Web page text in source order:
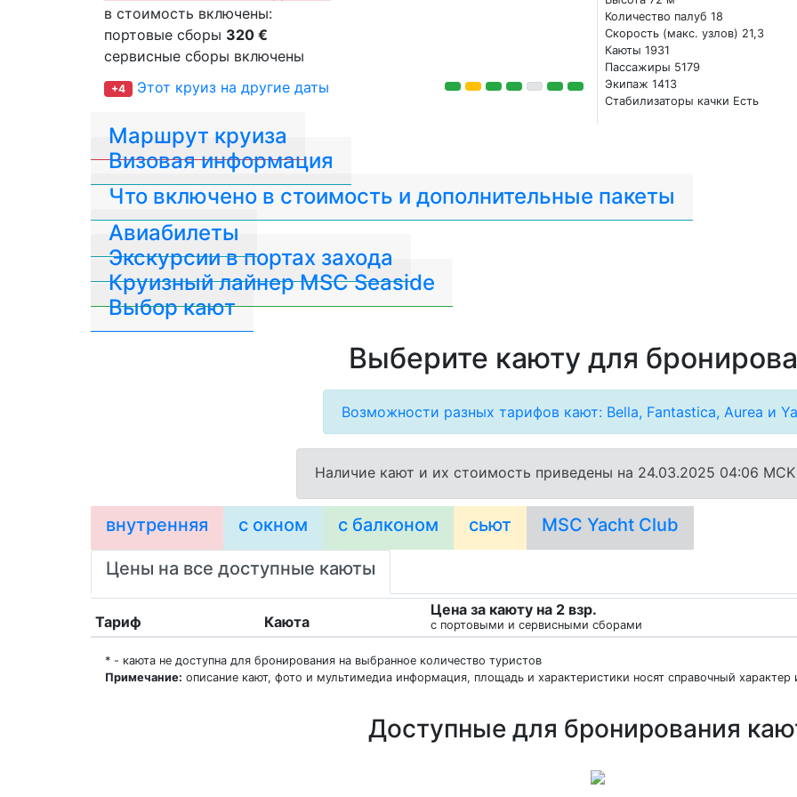
в стоимость включены:
портовые сборы 320 €
сервисные сборы включены
+4 Этот круиз на другие даты
Количество палуб 18
Скорость (макс. узлов) 21,3
Каюты 1931
Пассажиры 5179
Экипаж 1413
Стабилизаторы качки Есть
Маршрут круиза
Визовая информация
Авиабилеты
Что включено в стоимость и дополнительные пакеты
Экскурсии в портах захода
Круизный лайнер MSC Seaside
Выбор кают
Выберите каюту для
Возможности разных тарифов кают: Bella, Fantastica, Aurea и
Наличие кают и их стоимость приведены на 24.03.2025 04:06 MCK
внутренняя с окном с балконом сьют MSC Yacht Club
Цены на все доступные каюты
Тариф Каюта
Цена за каюту на 2 взр.
с портовыми и сервисными сборами
* - каюта не доступна для бронирования на выбранное количество туристов
Примечание: описание кают, фото и мультимедиа информация, площадь и характеристики носят справочный характер
Доступные для бронирования